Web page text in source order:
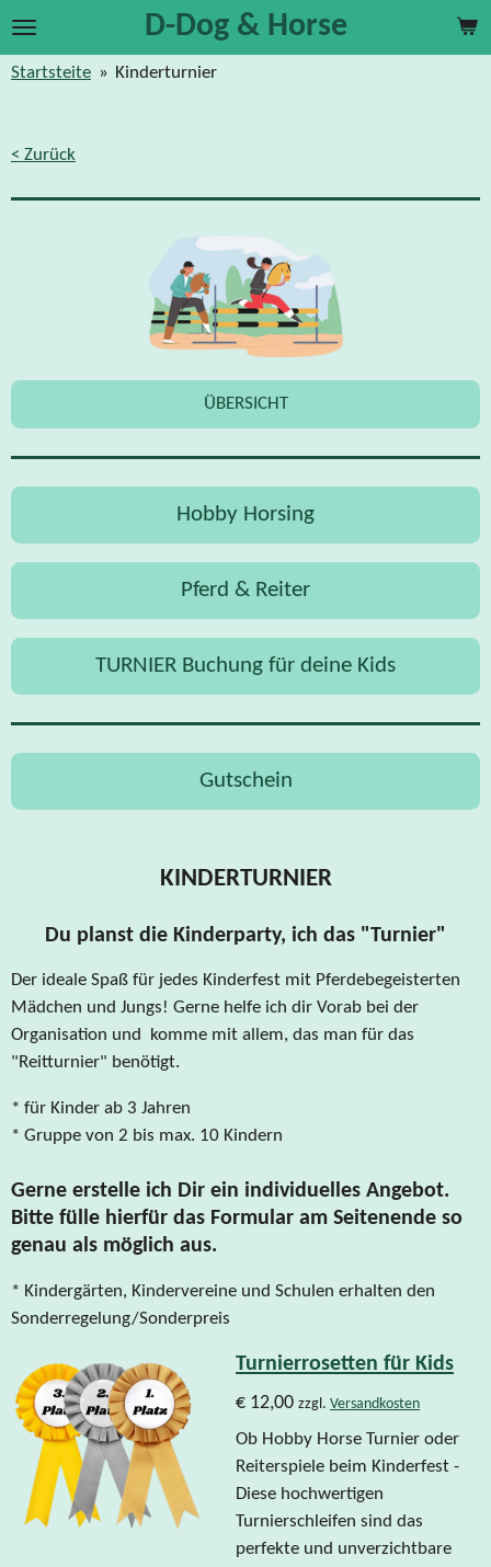
Zum
Hauptinhalt
springen
D-Dog & Horse
Startsteite » Kinderturnier
< Zurück
ÜBERSICHT
Hobby Horsing
Pferd & Reiter
TURNIER Buchung für deine Kids
Gutschein
KINDERTURNIER
Du planst die Kinderparty, ich das "Turnier"
Der ideale Spaß für jedes Kinderfest mit Pferdebegeisterten
Mädchen und Jungs! Gerne helfe ich dir Vorab bei der
Organisation und komme mit allem, das man für das
"Reitturnier" benötigt.
* für Kinder ab 3 Jahren
* Gruppe von 2 bis max. 10 Kindern
Gerne erstelle ich Dir ein individuelles Angebot.
Bitte fülle hierfür das Formular am Seitenende so
genau als möglich aus.
* Kindergärten, Kindervereine und Schulen erhalten den
Sonderregelung/Sonderpreis
Turnierrosetten für Kids
€ 12,00 zzgl. Versandkosten
Ob Hobby Horse Turnier oder
Reiterspiele beim Kinderfest -
Diese hochwertigen
Turnierschleifen sind das
perfekte und unverzichtbare